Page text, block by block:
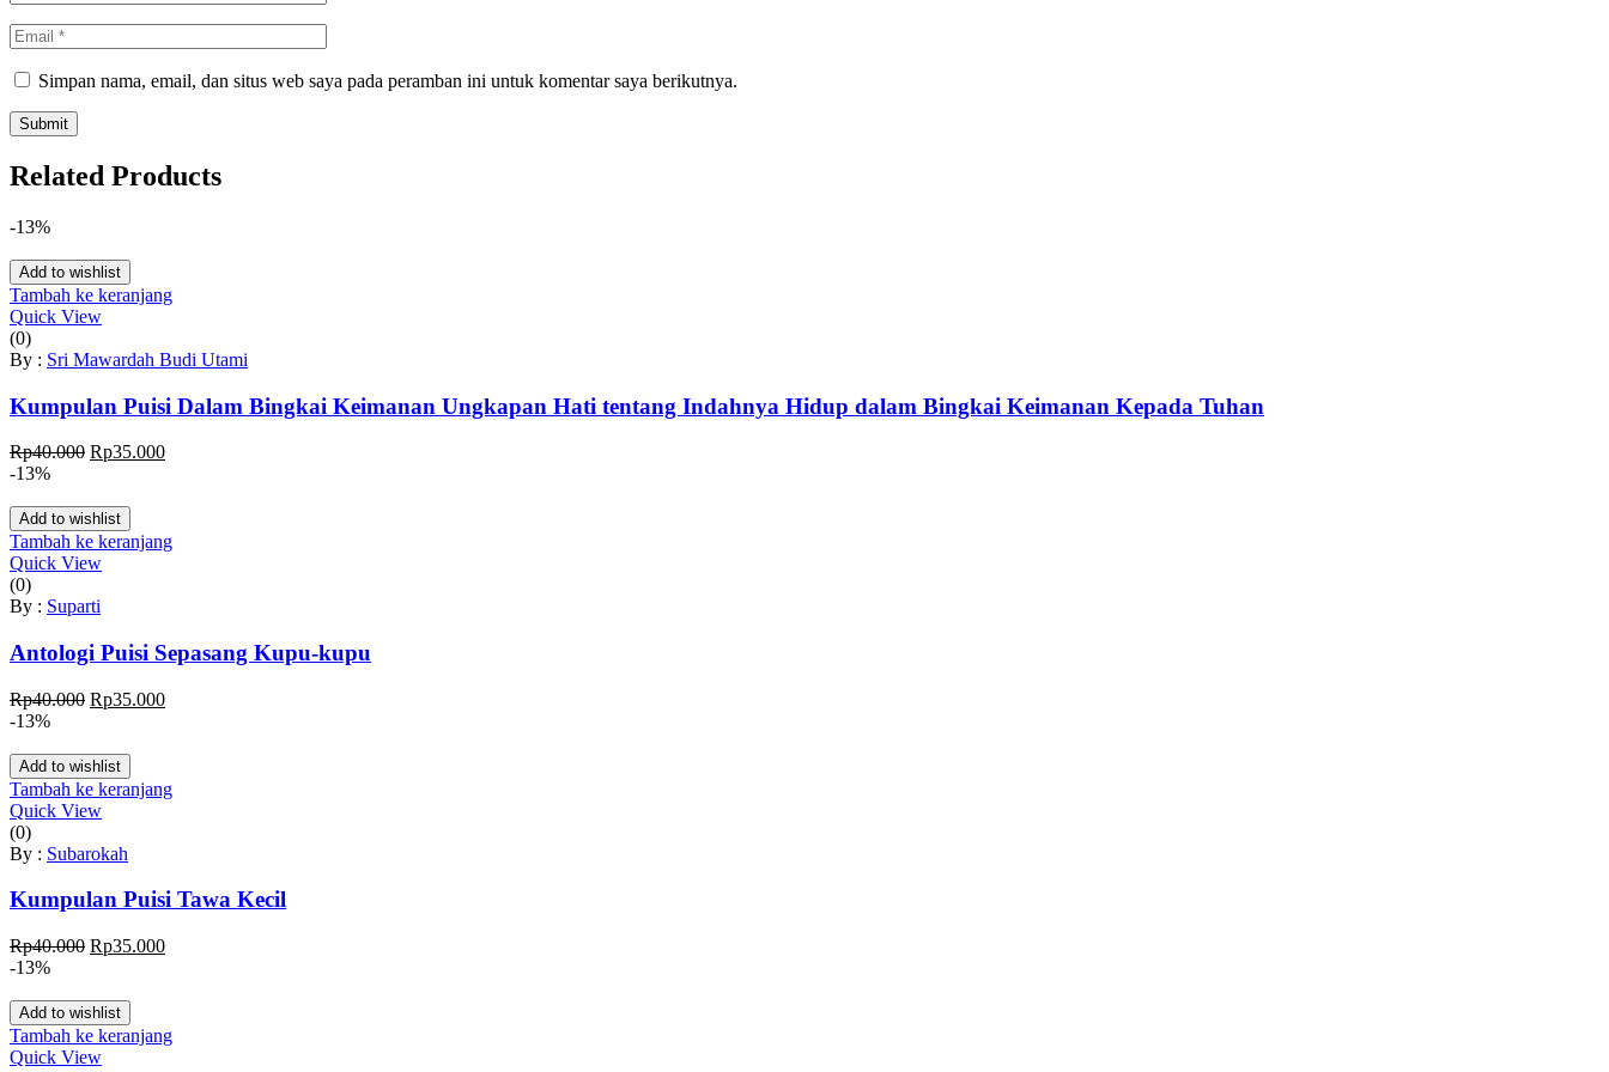
Simpan nama, email, dan situs web saya pada peramban ini untuk komentar saya berikutnya.
Related Products
-13%
Add to wishlist
Tambah ke keranjang
Quick View
(0)
By : Sri Mawardah Budi Utami
Kumpulan Puisi Dalam Bingkai Keimanan Ungkapan Hati tentang Indahnya Hidup dalam Bingkai Keimanan Kepada Tuhan
Rp40.000 Harga
Rp40.000.
Rp35.000Harga
Rp35.000.
-13%
Add to wishlist
Tambah ke keranjang
Quick View
(0)
By : Suparti
Antologi Puisi Sepasang Kupu-kupu
Rp40.000 Harga
Rp40.000.
Rp35.000Harga
Rp35.000.
-13%
Add to wishlist
Tambah ke keranjang
Quick View
(0)
By : Subarokah
Kumpulan Puisi Tawa Kecil
Rp40.000 Harga
Rp40.000.
Rp35.000Harga
Rp35.000.
-13%
Add to wishlist
Tambah ke keranjang
Quick View